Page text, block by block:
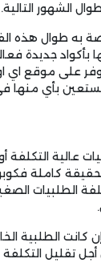
الشهور التالية.
به طوال هذه
بأكواد جديدة
على موقع اي
بأي منها
عالية التكلفة
كاملة
الطلبية
تقليل